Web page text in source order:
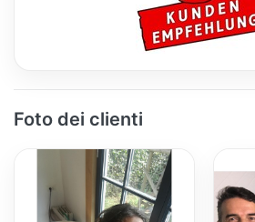
Foto dei clienti